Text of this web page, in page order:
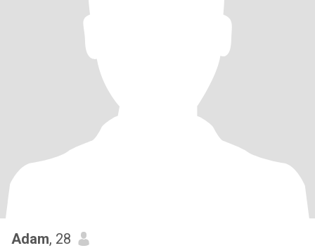
Adam, 28